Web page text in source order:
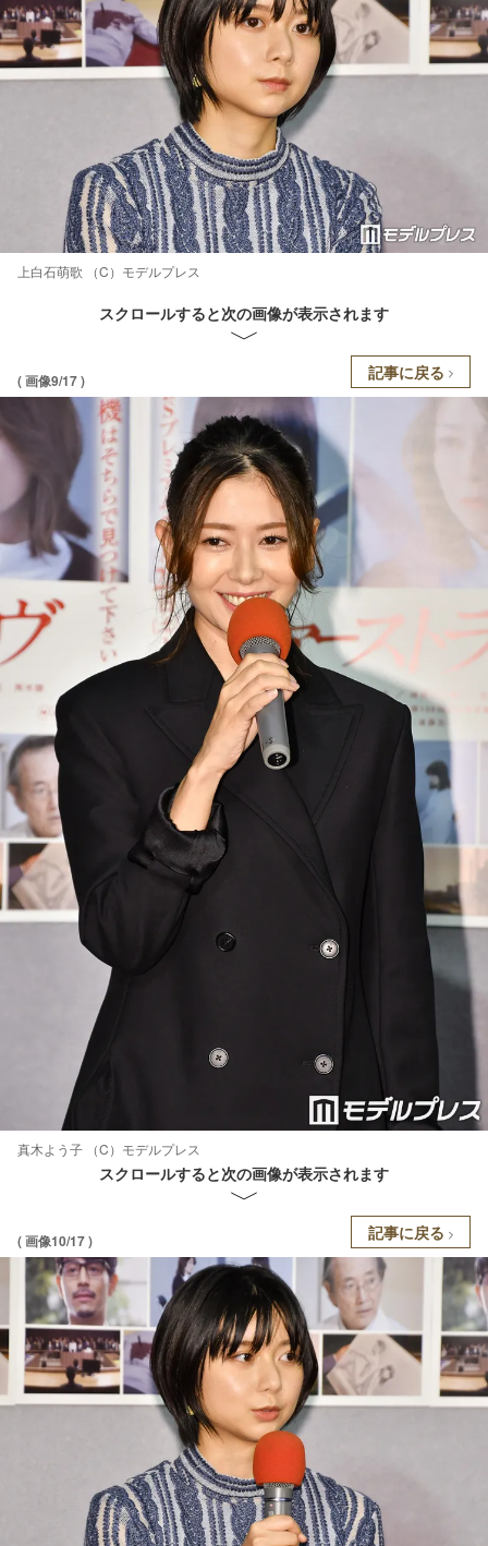
上白石萌歌 （C）モデルプレス
スクロールすると次の画像が表示されます
( 画像9/17 ) 記事に戻る
真木よう子 （C）モデルプレス
スクロールすると次の画像が表示されます
( 画像10/17 ) 記事に戻る